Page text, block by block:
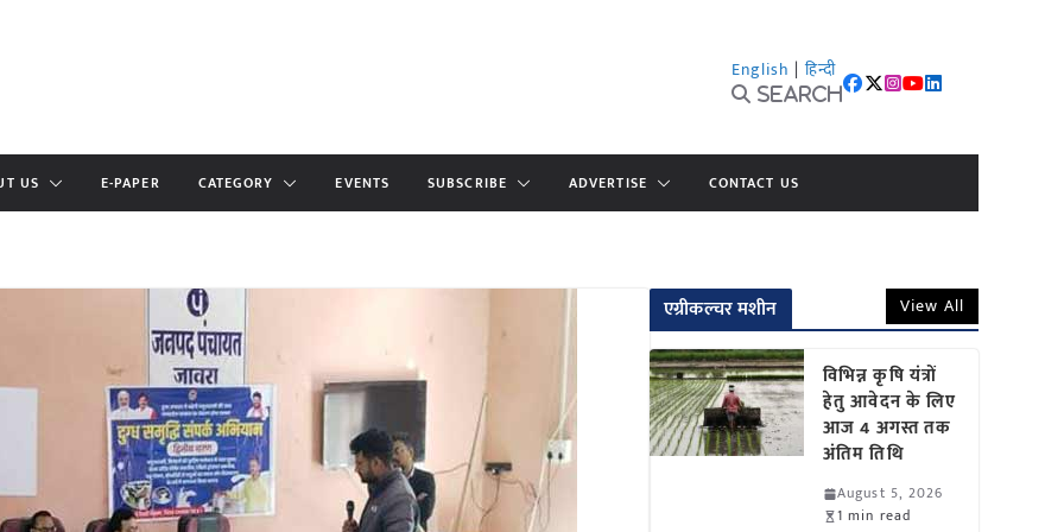
English | हिन्दी
Search
US E-PAPER CATEGORY EVENTS SUBSCRIBE ADVERTISE CONTACT US
एग्रीकल्चर मशीन View All
विभिन्न कृषि यंत्रों
हेतु आवेदन के लिए
आज 4 अगस्त तक
अंतिम तिथि
August 5, 2026
1 min read